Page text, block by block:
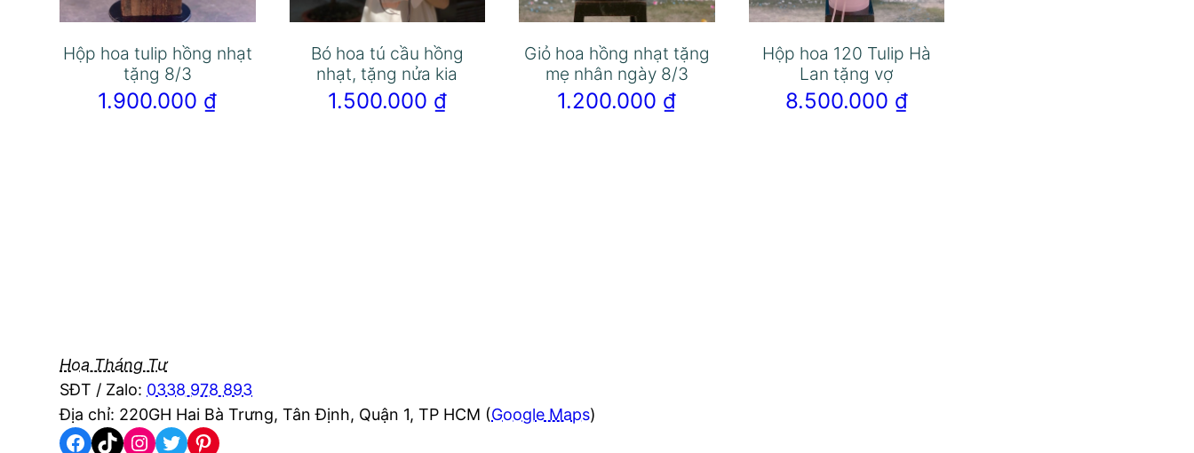
Hộp hoa tulip hồng nhạt
tặng 8/3
1.900.000 ₫
Bó hoa tú cầu hồng
nhạt, tặng nửa kia
1.500.000 ₫
Giỏ hoa hồng nhạt tặng
mẹ nhân ngày 8/3
1.200.000 ₫
Hộp hoa 120 Tulip Hà
Lan tặng vợ
8.500.000 ₫
Hoa Tháng Tư
SĐT / Zalo: 0338 978 893
Địa chỉ: 220GH Hai Bà Trưng, Tân Định, Quận 1, TP HCM (Google Maps)
Facebook
TikTokInstagram
TwitterPinterest